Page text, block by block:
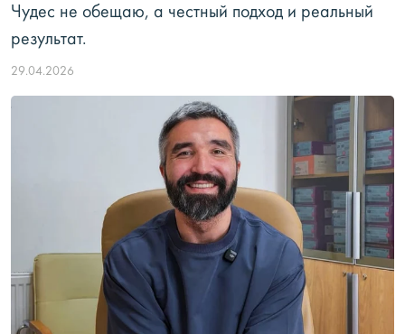
Чудес не обещаю, а честный подход и реальный
результат.
29.04.2026